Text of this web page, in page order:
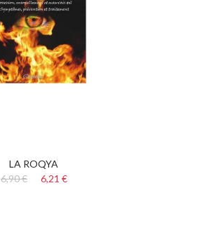
LA ROQYA
6,90 €
6,21 €